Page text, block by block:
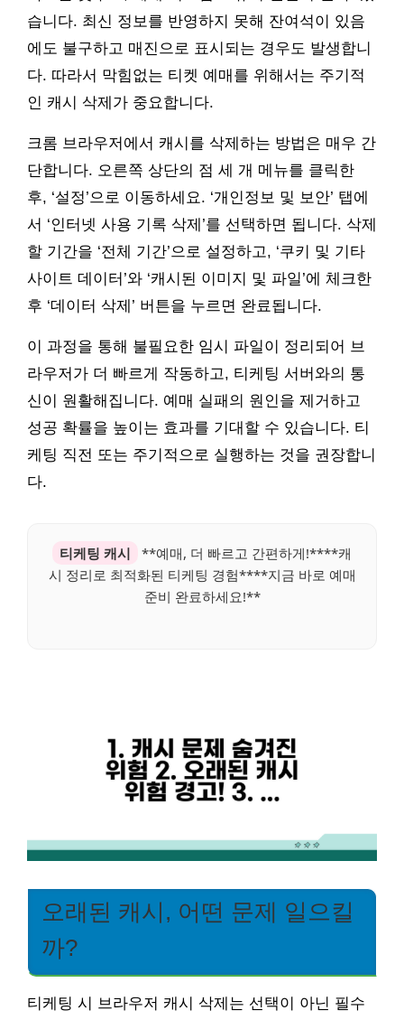
습니다. 최신 정보를 반영하지 못해 잔여석이 있음
에도 불구하고 매진으로 표시되는 경우도 발생합니
다. 따라서 막힘없는 티켓 예매를 위해서는 주기적
인 캐시 삭제가 중요합니다.
크롬 브라우저에서 캐시를 삭제하는 방법은 매우 간
단합니다. 오른쪽 상단의 점 세 개 메뉴를 클릭한
후, ‘설정’으로 이동하세요. ‘개인정보 및 보안’ 탭에
서 ‘인터넷 사용 기록 삭제’를 선택하면 됩니다. 삭제
할 기간을 ‘전체 기간’으로 설정하고, ‘쿠키 및 기타
사이트 데이터’와 ‘캐시된 이미지 및 파일’에 체크한
후 ‘데이터 삭제’ 버튼을 누르면 완료됩니다.
이 과정을 통해 불필요한 임시 파일이 정리되어 브
라우저가 더 빠르게 작동하고, 티케팅 서버와의 통
신이 원활해집니다. 예매 실패의 원인을 제거하고
성공 확률을 높이는 효과를 기대할 수 있습니다. 티
케팅 직전 또는 주기적으로 실행하는 것을 권장합니
다.
티케팅 캐시
**예매, 더 빠르고 간편하게!****캐
시 정리로 최적화된 티케팅 경험****지금 바로 예매
준비 완료하세요!**
오래된 캐시, 어떤 문제 일으킬
까?
티케팅 시 브라우저 캐시 삭제는 선택이 아닌 필수